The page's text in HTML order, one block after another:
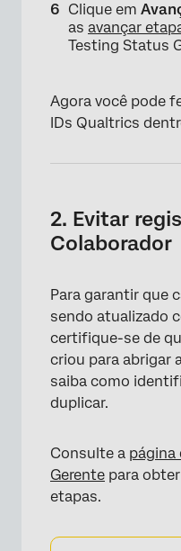
Clique em
as avançar
Testing Status
Agora você pode
IDs Qualtrics
2. Evitar
Colaborador
Para garantir que
sendo atualizado
certifique-se de
criou para abrigar
saiba como
duplicar.
Consulte a página
Gerente para
etapas.